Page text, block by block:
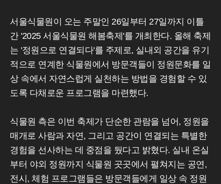
서울식물원이 오는 주말인 26일부터 27일까지 이틀
간 '2025 서울식물원 해봄축제'를 개최한다. 올해 축제
는 '정원으로 연결되다'를 주제로, 실내외 공간을 유기
적으로 연계한 식물원에서 방문객들이 정원문화를 일
상 속에서 자연스럽게 실천하는 방법을 경험할 수 있
도록 다채로운 프로그램을 마련했다.
식물원 측은 이번 축제가 단순한 관람을 넘어, 정원을
매개로 사람과 자연, 그리고 공간이 연결되는 특별한
경험을 선사하는 데 중점을 뒀다고 밝혔다. 실내 온실
부터 야외 정원까지 식물원 곳곳에서 펼쳐지는 공연,
전시, 체험 프로그램들은 방문객들에게 일상 속 정원